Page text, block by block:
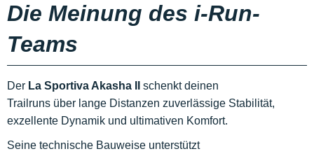
Die Meinung des i-Run-
Teams
Der La Sportiva Akasha II
schenkt deinen
Trailruns über lange Distanzen zuverlässige Stabilität,
exzellente Dynamik und ultimativen Komfort.
Seine technische Bauweise unterstützt